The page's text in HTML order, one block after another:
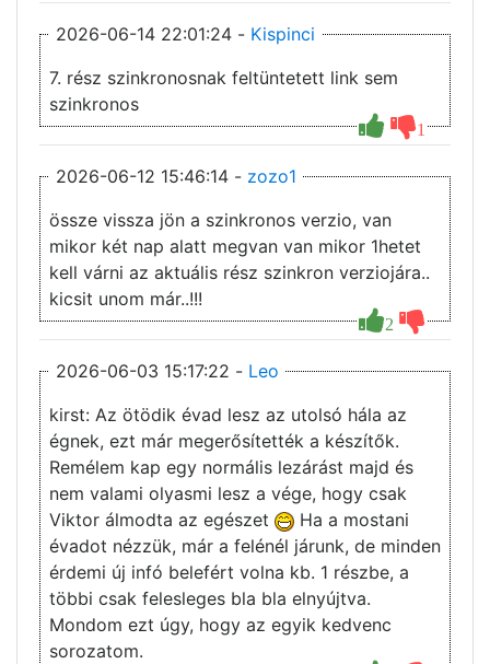
2026-06-14 22:01:24 - Kispinci
1
7. rész szinkronosnak feltüntetett link sem
szinkronos
2026-06-12 15:46:14 - zozo1
2
össze vissza jön a szinkronos verzio, van
mikor két nap alatt megvan van mikor 1hetet
kell várni az aktuális rész szinkron verziojára..
kicsit unom már..!!!
2026-06-03 15:17:22 - Leo
kirst: Az ötödik évad lesz az utolsó hála az
égnek, ezt már megerősítették a készítők.
Remélem kap egy normális lezárást majd és
nem valami olyasmi lesz a vége, hogy csak
Viktor álmodta az egészet
Ha a mostani
évadot nézzük, már a felénél járunk, de minden
érdemi új infó belefért volna kb. 1 részbe, a
többi csak felesleges bla bla elnyújtva.
Mondom ezt úgy, hogy az egyik kedvenc
sorozatom.